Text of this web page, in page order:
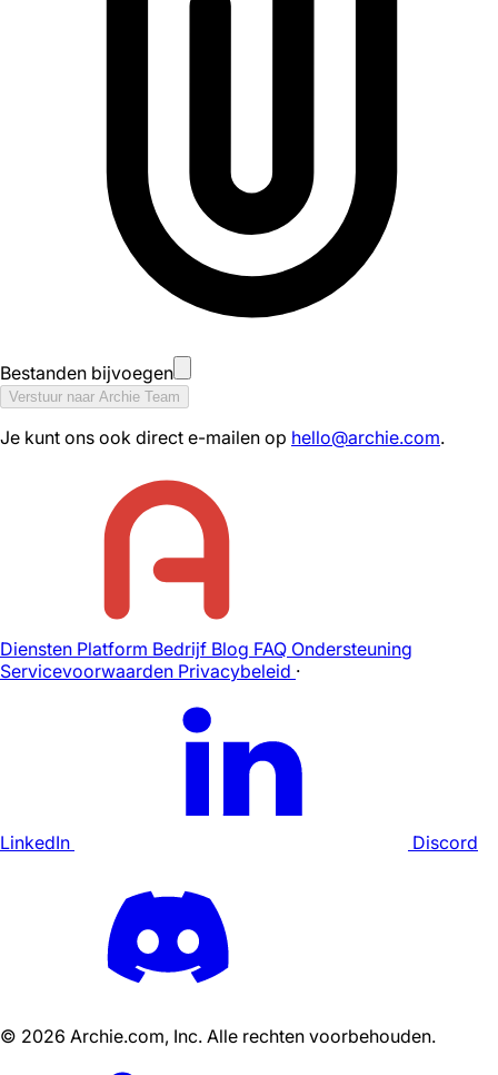
Bestanden bijvoegen
Verstuur naar Archie Team
Je kunt ons ook direct e-mailen op hello@archie.com.
Diensten Platform Bedrijf Blog FAQ Ondersteuning
Servicevoorwaarden Privacybeleid ·
LinkedIn Discord
© 2026 Archie.com, Inc. Alle rechten voorbehouden.